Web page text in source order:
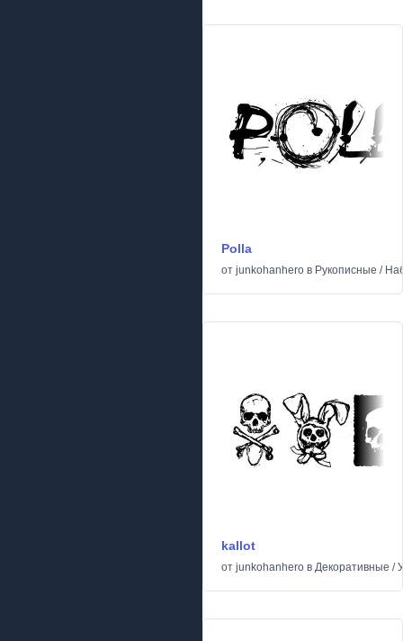
Polla
от junkohanhero в Рукописные /
kallot
от junkohanhero в Декоративные /